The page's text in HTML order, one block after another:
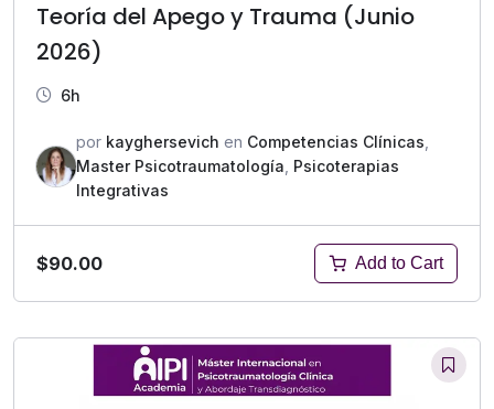
Teoría del Apego y Trauma (Junio
2026)
6h
por kayghersevich en Competencias Clínicas
Master Psicotraumatología Psicoterapias
Integrativas
$90.00 Add to Cart